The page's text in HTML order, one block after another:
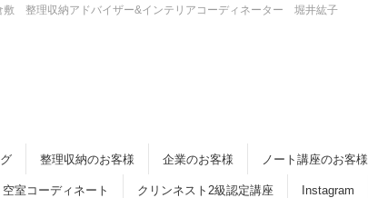
敷 整理収納アドバイザー&インテリアコーディネーター 堀井紘子
整理収納のお客様 企業のお客様 ノート講座のお客様
室コーディネート クリンネスト2級認定講座 Instagram